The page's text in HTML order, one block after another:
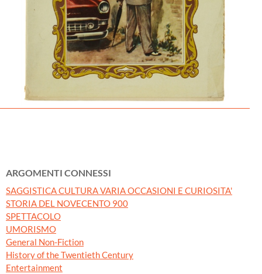
ARGOMENTI CONNESSI
SAGGISTICA CULTURA VARIA OCCASIONI E CURIOSITA'
STORIA DEL NOVECENTO 900
SPETTACOLO
UMORISMO
General Non-Fiction
History of the Twentieth Century
Entertainment